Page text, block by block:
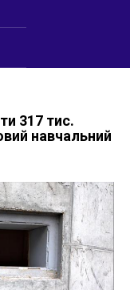
317 тис.
навчальний